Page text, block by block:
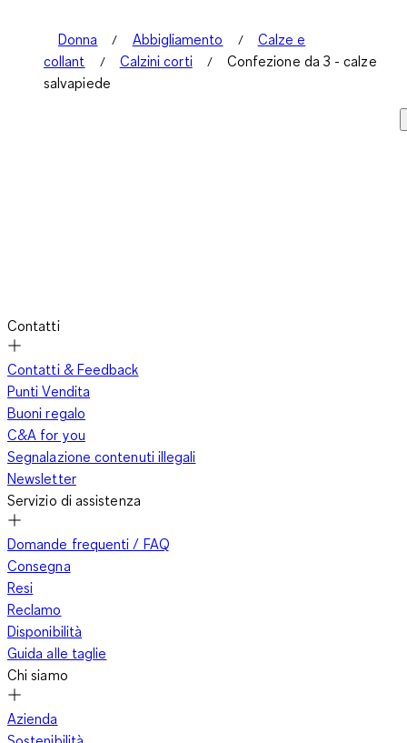
Donna Abbigliamento
Calze e
collant
Calzini corti
Confezione da 3 - calze
salvapiede
Contatti
Contatti & Feedback
Punti Vendita
Buoni regalo
C&A for you
Segnalazione contenuti illegali
Newsletter
Servizio di assistenza
Domande frequenti / FAQ
Consegna
Resi
Reclamo
Disponibilità
Guida alle taglie
Chi siamo
Azienda